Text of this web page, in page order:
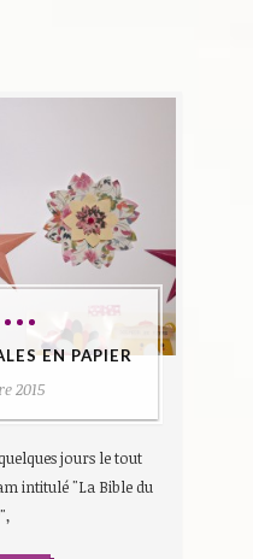
EN PAPIER
2015
jours le tout
intitulé "La Bible du